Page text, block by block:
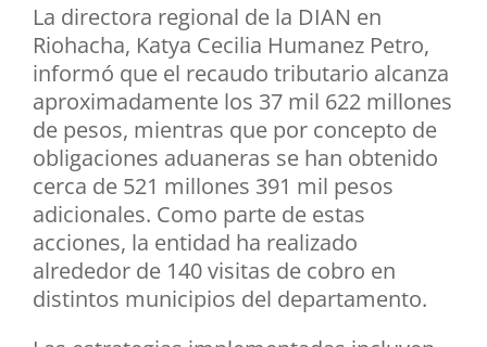
La directora regional de la DIAN en
Riohacha, Katya Cecilia Humanez Petro,
informó que el recaudo tributario alcanza
aproximadamente los 37 mil 622 millones
de pesos, mientras que por concepto de
obligaciones aduaneras se han obtenido
cerca de 521 millones 391 mil pesos
adicionales. Como parte de estas
acciones, la entidad ha realizado
alrededor de 140 visitas de cobro en
distintos municipios del departamento.